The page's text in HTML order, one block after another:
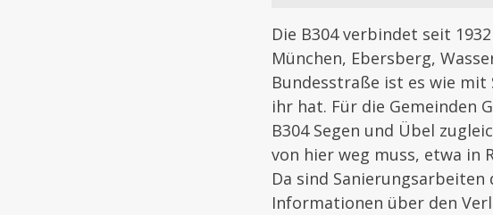
Die B304 verbindet seit
München, Ebersberg,
Bundesstraße ist es wie
ihr hat. Für die Gemeinden
B304 Segen und Übel
von hier weg muss, etwa in
Da sind
Informationen über den